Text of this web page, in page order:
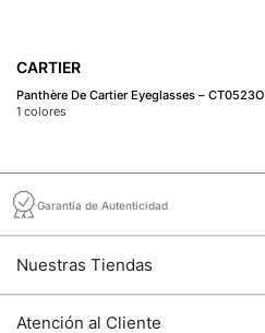
CARTIER
Panthère De Cartier Eyeglasses – CT0523O
1 colores
Garantía de Autenticidad
Nuestras Tiendas
Atención al Cliente